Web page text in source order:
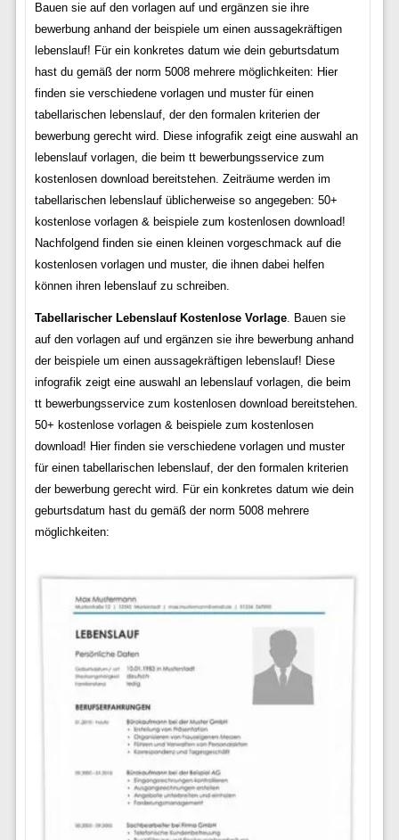
Bauen sie auf den vorlagen auf und ergänzen sie ihre
bewerbung anhand der beispiele um einen aussagekräftigen
lebenslauf! Für ein konkretes datum wie dein geburtsdatum
hast du gemäß der norm 5008 mehrere möglichkeiten: Hier
finden sie verschiedene vorlagen und muster für einen
tabellarischen lebenslauf, der den formalen kriterien der
bewerbung gerecht wird. Diese infografik zeigt eine auswahl an
lebenslauf vorlagen, die beim tt bewerbungsservice zum
kostenlosen download bereitstehen. Zeiträume werden im
tabellarischen lebenslauf üblicherweise so angegeben: 50+
kostenlose vorlagen & beispiele zum kostenlosen download!
Nachfolgend finden sie einen kleinen vorgeschmack auf die
kostenlosen vorlagen und muster, die ihnen dabei helfen
können ihren lebenslauf zu schreiben.
Tabellarischer Lebenslauf Kostenlose Vorlage. Bauen sie
auf den vorlagen auf und ergänzen sie ihre bewerbung anhand
der beispiele um einen aussagekräftigen lebenslauf! Diese
infografik zeigt eine auswahl an lebenslauf vorlagen, die beim
tt bewerbungsservice zum kostenlosen download bereitstehen.
50+ kostenlose vorlagen & beispiele zum kostenlosen
download! Hier finden sie verschiedene vorlagen und muster
für einen tabellarischen lebenslauf, der den formalen kriterien
der bewerbung gerecht wird. Für ein konkretes datum wie dein
geburtsdatum hast du gemäß der norm 5008 mehrere
möglichkeiten: